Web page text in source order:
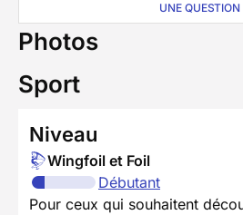
UNE QUESTION
Photos
Sport
Niveau
Wingfoil et Foil
Débutant
Pour ceux qui souhaitent